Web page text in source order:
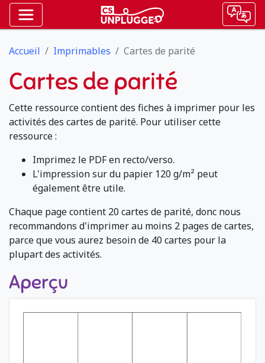
Accueil Imprimables Cartes de parité
Cartes de parité
Cette ressource contient des fiches à imprimer pour les
activités des cartes de parité. Pour utiliser cette
ressource :
Imprimez le PDF en recto/verso.
L'impression sur du papier 120 g/m² peut
également être utile.
Chaque page contient 20 cartes de parité, donc nous
recommandons d'imprimer au moins 2 pages de cartes,
parce que vous aurez besoin de 40 cartes pour la
plupart des activités.
Aperçu